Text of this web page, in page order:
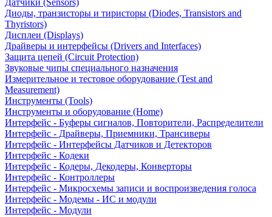
Датчики (Sensors)
Диоды, транзисторы и тиристоры (Diodes, Transistors and
Thyristors)
Дисплеи (Displays)
Драйверы и интерфейсы (Drivers and Interfaces)
Защита цепей (Circuit Protection)
Звуковые чипы специального назначения
Измерительное и тестовое оборудование (Test and
Measurement)
Инструменты (Tools)
Инструменты и оборудование (Home)
Интерфейс - Буферы сигналов, Повторители, Распределители
Интерфейс - Драйверы, Приемники, Трансиверы
Интерфейс - Интерфейсы Датчиков и Детекторов
Интерфейс - Кодеки
Интерфейс - Кодеры, Декодеры, Конверторы
Интерфейс - Контроллеры
Интерфейс - Микросхемы записи и воспроизведения голоса
Интерфейс - Модемы - ИС и модули
Интерфейс - Модули